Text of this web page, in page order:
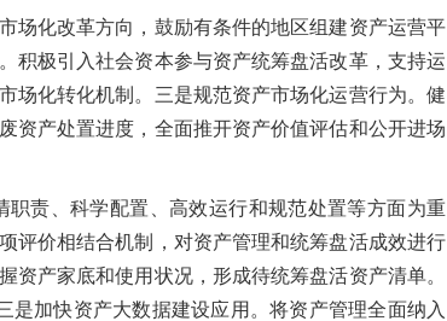
场化改革方向，鼓励有条件的地区组建资产运营平
积极引入社会资本参与资产统筹盘活改革，支持运
场化转化机制。三是规范资产市场化运营行为。健
资产处置进度，全面推开资产价值评估和公开进场
责、科学配置、高效运行和规范处置等方面为重
评价相结合机制，对资产管理和统筹盘活成效进行
产家底和使用状况，形成待统筹盘活资产清单。
加快资产大数据建设应用。将资产管理全面纳入